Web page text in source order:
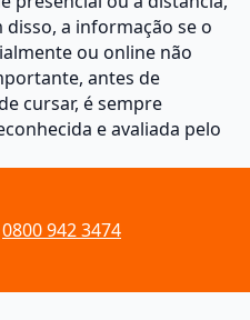
disso, a informação se o
ou online não
antes de
cursar, é sempre
e avaliada pelo
0800 942 3474